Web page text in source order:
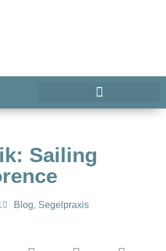
Sailing
Blog, Segelpraxis